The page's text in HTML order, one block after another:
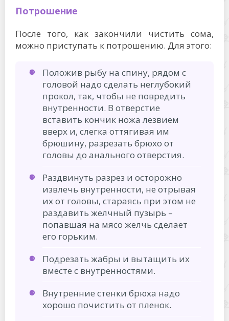
Потрошение
После того, как закончили чистить сома,
можно приступать к потрошению. Для этого:
Положив рыбу на спину, рядом с
головой надо сделать неглубокий
прокол, так, чтобы не повредить
внутренности. В отверстие
вставить кончик ножа лезвием
вверх и, слегка оттягивая им
брюшину, разрезать брюхо от
головы до анального отверстия.
Раздвинуть разрез и осторожно
извлечь внутренности, не отрывая
их от головы, стараясь при этом не
раздавить желчный пузырь –
попавшая на мясо желчь сделает
его горьким.
Подрезать жабры и вытащить их
вместе с внутренностями.
Внутренние стенки брюха надо
хорошо почистить от пленок.